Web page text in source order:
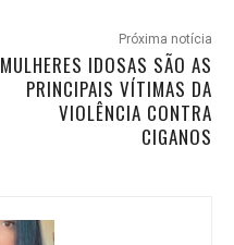
Próxima notícia
MULHERES IDOSAS SÃO AS
PRINCIPAIS VÍTIMAS DA
VIOLÊNCIA CONTRA
CIGANOS